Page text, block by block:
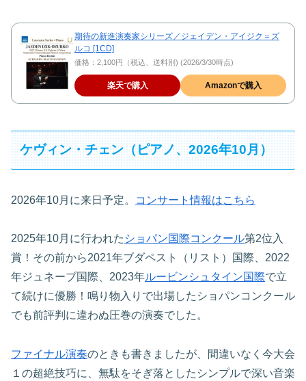
期待の新進演奏家シリーズ／ジェイデン・アイジク＝ズ
ルコ [1CD]
価格：2,100円（税込、送料別) (2026/3/30時点)
楽天で購入 Amazonで購入
ケヴィン・チェン（ピアノ、2026年10月）
2026年10月に来日予定。 コンサート情報はこちら
2025年10月に行われた ショパン国際コンクール第2位入
賞！その前から2021年ブダペスト（リスト）国際、2022
年ジュネーブ国際、2023年ルービンシュタイン国際で立
て続けに優勝！鳴り物入りで出場したショパンコンクール
でも前評判に違わぬ圧巻の演奏でした。
ファイナル演奏のときも書きましたが、間違いなく今大会
１の超絶技巧に、無駄をそぎ落としたシンプルで深い音楽